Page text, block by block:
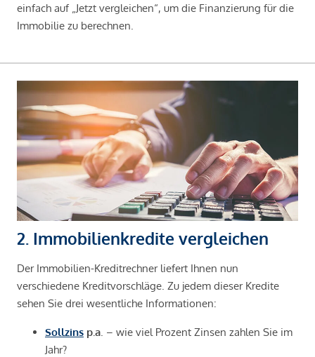
einfach auf „Jetzt vergleichen“, um die Finanzierung für die
Immobilie zu berechnen.
2. Immobilienkredite vergleichen
Der Immobilien-Kreditrechner liefert Ihnen nun
verschiedene Kreditvorschläge. Zu jedem dieser Kredite
sehen Sie drei wesentliche Informationen:
Sollzins p.a . – wie viel Prozent Zinsen zahlen Sie im
Jahr?